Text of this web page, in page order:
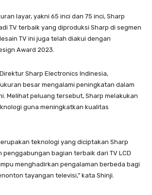
layar, yakni 65 inci dan 75 inci, Sharp
TV terbaik yang diproduksi Sharp di segmen
TV ini juga telah diakui dengan
Award 2023.
Sharp Electronics Indinesia,
besar mengalami peningkatan dalam
Melihat peluang tersebut, Sharp melakukan
guna meningkatkan kualitas
teknologi yang diciptakan Sharp
penggabungan bagian terbaik dari TV LCD
menghadirkan pengalaman berbeda bagi
tayangan televisi,” kata Shinji.